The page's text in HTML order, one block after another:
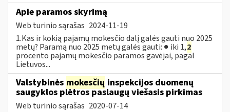
Apie paramos skyrimą
Web turinio sąrašas 2024-11-19
1.Kas ir kokią pajamų mokesčio dalį galės gauti nuo 2025
metų? Paramą nuo 2025 metų galės gauti: ● iki 1,2
procento pajamų mokesčio paramos gavėjai, pagal
Lietuvos...
Valstybinės mokesčių inspekcijos duomenų
saugyklos plėtros paslaugų viešasis pirkimas
Web turinio sąrašas 2020-07-14